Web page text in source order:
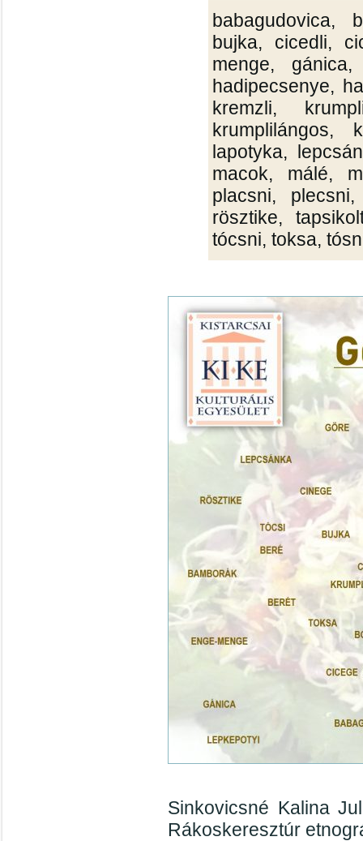
babagudovica,
bujka, cicedli,
menge,
hadipecsenye,
kremzli,
krumplilángos,
lapotyka,
macok, málé,
placsni,
rösztike,
tócsni, toksa,
Sinkovicsné Kalina
Rákoskeresztúr